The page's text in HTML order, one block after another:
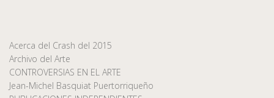
Acerca del Crash del 2015
Archivo del Arte
CONTROVERSIAS EN EL ARTE
Jean-Michel Basquiat Puertorriqueño